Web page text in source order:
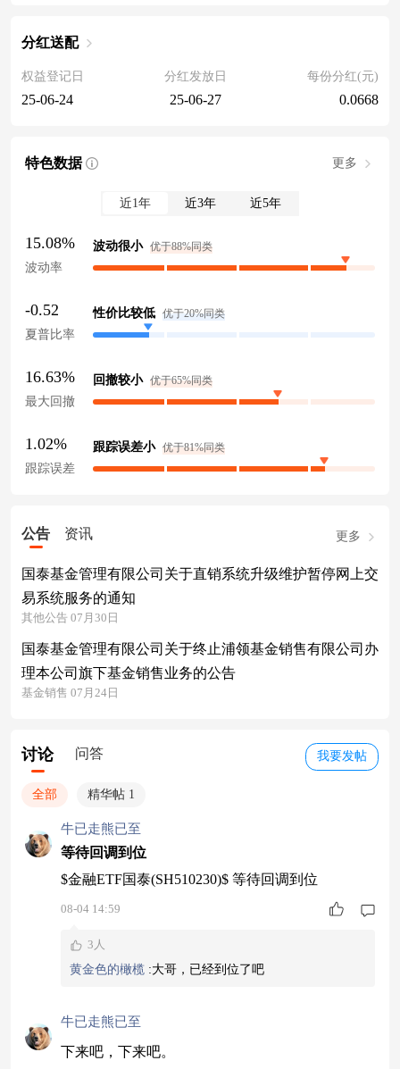
分红送配
权益登记日
25-06-24
分红发放日
25-06-27
每份分红(元)
0.0668
特色数据 更多
近1年 近3年 近5年
15.08%
波动率
波动很小 优于88%同类
-0.52
夏普比率
性价比较低 优于20%同类
16.63%
最大回撤
回撤较小 优于65%同类
1.02%
跟踪误差
跟踪误差小 优于81%同类
公告 资讯 更多
国泰基金管理有限公司关于直销系统升级维护暂停网上交
易系统服务的通知
其他公告 07月30日
国泰基金管理有限公司关于终止浦领基金销售有限公司办
理本公司旗下基金销售业务的公告
基金销售 07月24日
我要发帖
讨论 问答
全部 精华帖 1
牛已走熊已至
等待回调到位
$金融ETF国泰(SH510230)$ 等待回调到位
08-04 14:59
3人
黄金色的橄榄 :大哥，已经到位了吧
牛已走熊已至
下来吧，下来吧。